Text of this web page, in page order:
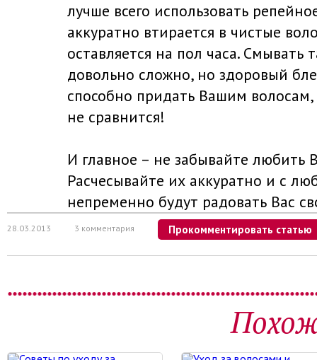
лучше всего использовать
аккуратно втирается в чистые
оставляется на пол часа. Смывать
довольно сложно, но здоровый
способно придать Вашим
не сравнится!
И главное – не забывайте любить
Расчесывайте их аккуратно и с
непременно будут радовать Вас
28.03.2013 3 комментария Прокомментировать статью